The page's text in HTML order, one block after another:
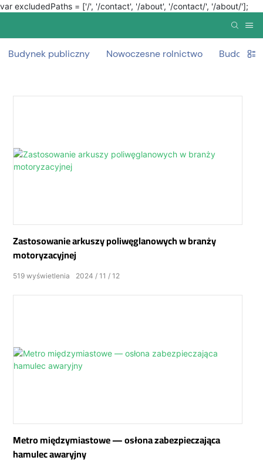
var excludedPaths = ['/', '/contact', '/about', '/contact/', '/about/'];
Budynek publiczny Nowoczesne rolnictwo Budowa
Zastosowanie arkuszy poliwęglanowych w branży
motoryzacyjnej
2024 11 12
519 wyświetlenia
Metro międzymiastowe — osłona zabezpieczająca
hamulec awaryjny